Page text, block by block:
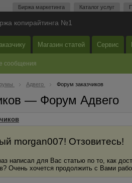
Биржа маркетинга Каталог услуг
копирайтинга №1
Магазин статей Сервис
сообщения
Адвего Форум заказчиков
— Форум Адвего
morgan007! Отзовитесь!
написал для Вас статью по то, как
Очень хочется продолжить с Вами